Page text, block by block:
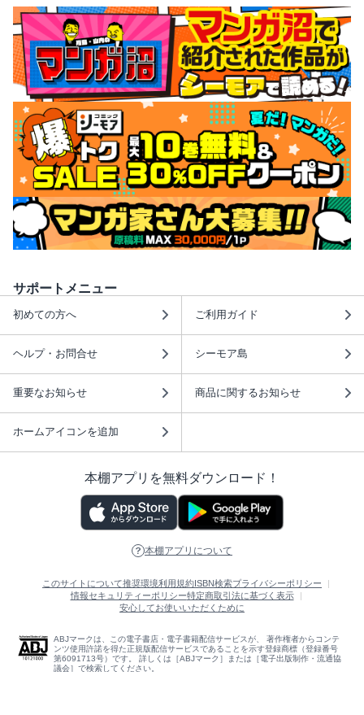
サポートメニュー
初めての方へ ご利用ガイド
ヘルプ・お問合せ シーモア島
重要なお知らせ 商品に関するお知らせ
ホームアイコンを追加
本棚アプリを無料ダウンロード！
本棚アプリについて
このサイトについて推奨環境利用規約ISBN検索プライバシーポリシー
情報セキュリティーポリシー特定商取引法に基づく表示
安心してお使いいただくために
ABJマークは、この電子書店・電子書籍配信サービスが、 著作権者からコンテ
ンツ使用許諾を得た正規版配信サービスであることを示す登録商標（登録番号
第6091713号）です。 詳しくは［ABJマーク］または［電子出版制作・流通協
議会］で検索してください。